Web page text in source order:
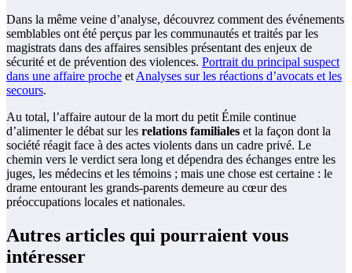
Dans la même veine d’analyse, découvrez comment des événements
semblables ont été perçus par les communautés et traités par les
magistrats dans des affaires sensibles présentant des enjeux de
sécurité et de prévention des violences. Portrait du principal suspect
dans une affaire proche et Analyses sur les réactions d’avocats et les
secours.
Au total, l’affaire autour de la mort du petit Émile continue
d’alimenter le débat sur les relations familiales et la façon dont la
société réagit face à des actes violents dans un cadre privé. Le
chemin vers le verdict sera long et dépendra des échanges entre les
juges, les médecins et les témoins ; mais une chose est certaine : le
drame entourant les grands-parents demeure au cœur des
préoccupations locales et nationales.
Autres articles qui pourraient vous
intéresser